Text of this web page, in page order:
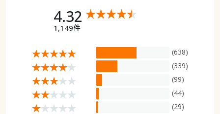
4.32
1,149件
(638)
(339)
(99)
(44)
(29)